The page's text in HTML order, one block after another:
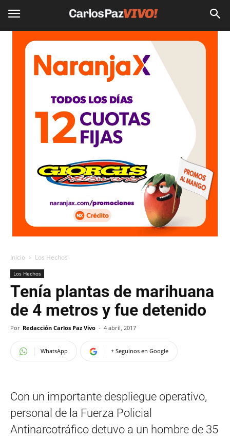
Inicio Los Hechos
Los Hechos
Tenía plantas de marihuana
de 4 metros y fue detenido
Por Redacción Carlos Paz Vivo - 4 abril, 2017
WhatsApp + Seguinos en Google
Con un importante despliegue operativo,
personal de la Fuerza Policial
Antinarcotráfico detuvo a un hombre de 35